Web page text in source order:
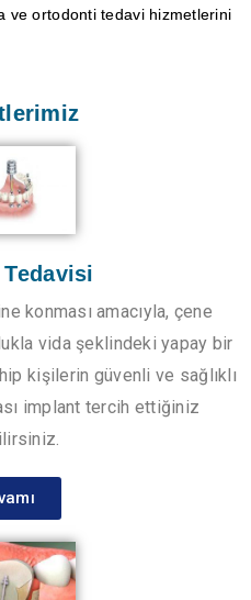
ve ortodonti tedavi hizmetlerini
konması amacıyla, çene
vida şeklindeki yapay bir
kişilerin güvenli ve sağlıklı
implant tercih ettiğiniz